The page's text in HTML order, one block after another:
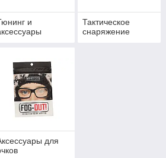
и
Тактическое
снаряжение
для